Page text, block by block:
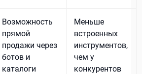
Возможность
прямой
продажи через
ботов и
каталоги
Меньше
встроенных
инструментов,
чем у
конкурентов